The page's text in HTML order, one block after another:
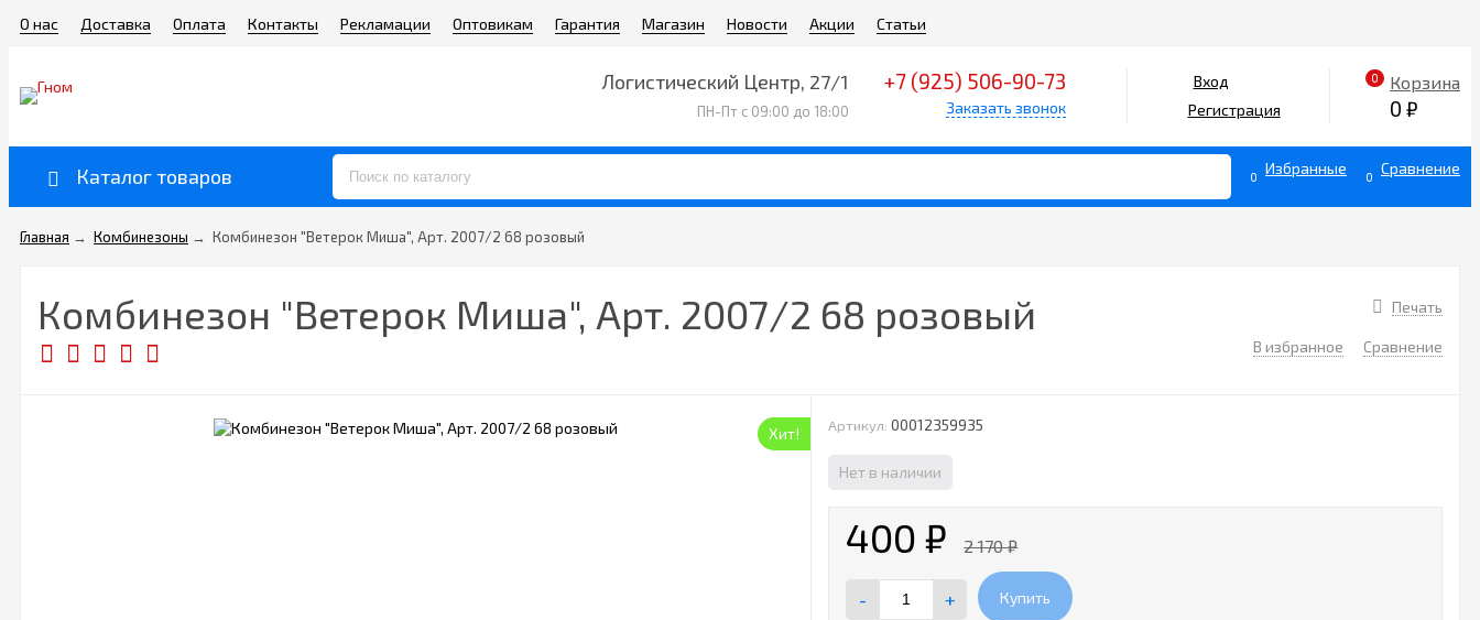
О нас Доставка Оплата Контакты Рекламации Оптовикам Гарантия Магазин Новости Акции Статьи
Логистический Центр, 27/1
ПН-Пт с 09:00 до 18:00
+7 (925) 506-90-73
Заказать звонок
Вход
Регистрация
0 Корзина
0 ₽
Каталог товаров 0 Избранные 0 Сравнение
Главная → Комбинезоны → Комбинезон "Ветерок Миша", Арт. 2007/2 68 розовый
Печать
Комбинезон "Ветерок Миша", Арт. 2007/2 68 розовый
В избранное Сравнение
Хит! Артикул: 00012359935
Нет в наличии
400₽ 2 170₽
- + Купить